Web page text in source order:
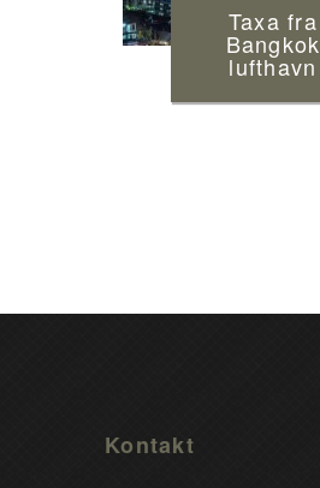
Taxa fra
Bangkok
lufthavn
Kontakt